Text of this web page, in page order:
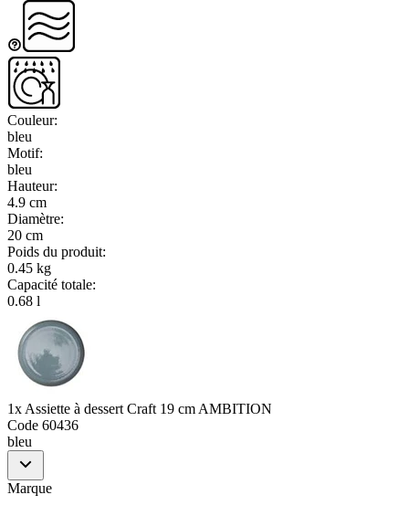
Couleur:
bleu
Motif:
bleu
Hauteur:
4.9 cm
Diamètre:
20 cm
Poids du produit:
0.45 kg
Capacité totale:
0.68 l
1x Assiette à dessert Craft 19 cm AMBITION
Code 60436
bleu
Marque